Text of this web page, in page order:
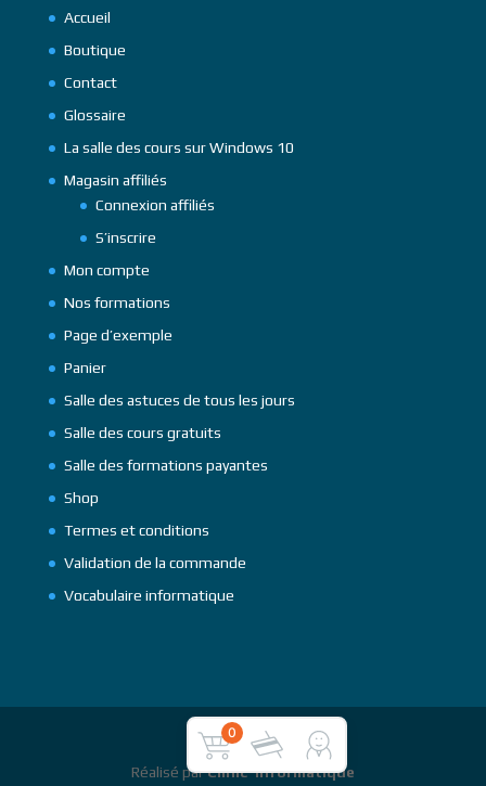
Accueil
Boutique
Contact
Glossaire
La salle des cours sur Windows 10
Magasin affiliés
Connexion affiliés
S’inscrire
Mon compte
Nos formations
Page d’exemple
Panier
Salle des astuces de tous les jours
Salle des cours gratuits
Salle des formations payantes
Shop
Termes et conditions
Validation de la commande
Vocabulaire informatique
Réalisé parClinic' Informatique
0